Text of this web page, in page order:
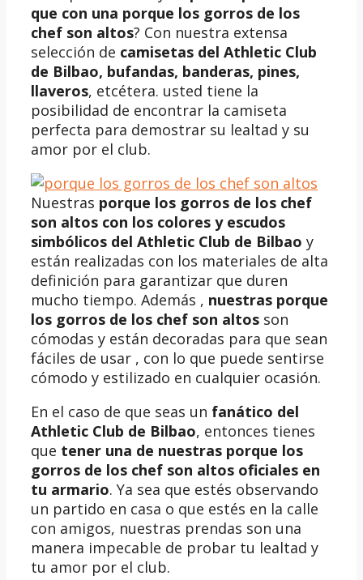
que con una porque los gorros de los
chef son altos? Con nuestra extensa
selección de camisetas del Athletic Club
de Bilbao, bufandas, banderas, pines,
llaveros, etcétera. usted tiene la
posibilidad de encontrar la camiseta
perfecta para demostrar su lealtad y su
amor por el club.
Nuestras porque los gorros de los chef
son altos con los colores y escudos
simbólicos del Athletic Club de Bilbao y
están realizadas con los materiales de alta
definición para garantizar que duren
mucho tiempo. Además , nuestras porque
los gorros de los chef son altos son
cómodas y están decoradas para que sean
fáciles de usar , con lo que puede sentirse
cómodo y estilizado en cualquier ocasión.
En el caso de que seas un fanático del
Athletic Club de Bilbao, entonces tienes
que tener una de nuestras porque los
gorros de los chef son altos oficiales en
tu armario. Ya sea que estés observando
un partido en casa o que estés en la calle
con amigos, nuestras prendas son una
manera impecable de probar tu lealtad y
tu amor por el club.